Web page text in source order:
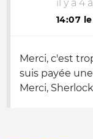
il y a 4
14:07 le
Merci, c'est
suis payée
Merci,